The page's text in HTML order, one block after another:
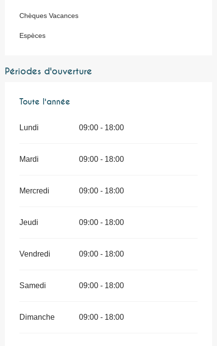
Chèques Vacances
Espèces
Périodes d'ouverture
Toute l'année
Toute l'année
Lundi 09:00 - 18:00
Mardi 09:00 - 18:00
Mercredi 09:00 - 18:00
Jeudi 09:00 - 18:00
Vendredi 09:00 - 18:00
Samedi 09:00 - 18:00
Dimanche 09:00 - 18:00